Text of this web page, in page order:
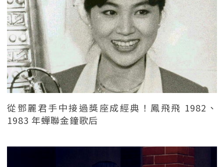
從鄧麗君手中接過獎座成經典！鳳飛飛 1982、
1983 年蟬聯金鐘歌后